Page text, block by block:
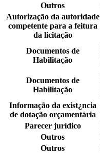
Outros
Autorização da autoridade
competente para a feitura
da licitação
Documentos de
Habilitação
Documentos de
Habilitação
Informação da exist¿ncia
de dotação orçamentária
Parecer jurídico
Outros
Outros